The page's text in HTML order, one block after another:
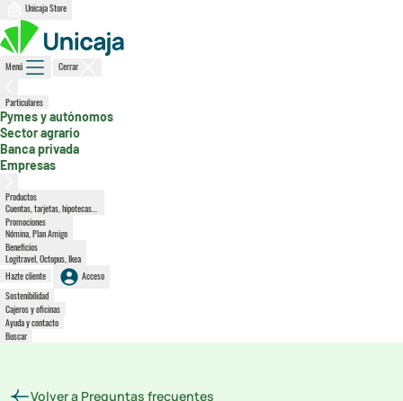
Unicaja Store
Menú Cerrar
Particulares
Pymes y autónomos
Sector agrario
Banca privada
Empresas
Productos
Cuentas, tarjetas, hipotecas...
Promociones
Nómina, Plan Amigo
Beneficios
Logitravel, Octopus, Ikea
Hazte cliente
Acceso
Sostenibilidad
Cajeros y oficinas
Ayuda y contacto
Buscar
Volver a Preguntas frecuentes